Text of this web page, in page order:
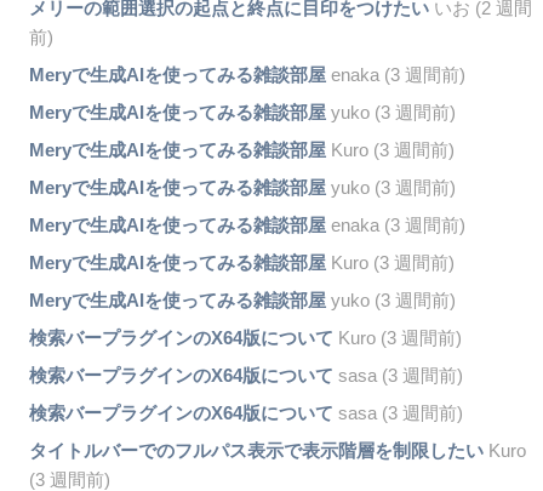
メリーの範囲選択の起点と終点に目印をつけたいいお (2 週間
前)
Meryで生成AIを使ってみる雑談部屋enaka (3 週間前)
Meryで生成AIを使ってみる雑談部屋yuko (3 週間前)
Meryで生成AIを使ってみる雑談部屋Kuro (3 週間前)
Meryで生成AIを使ってみる雑談部屋yuko (3 週間前)
Meryで生成AIを使ってみる雑談部屋enaka (3 週間前)
Meryで生成AIを使ってみる雑談部屋Kuro (3 週間前)
Meryで生成AIを使ってみる雑談部屋yuko (3 週間前)
検索バープラグインのX64版について Kuro (3 週間前)
検索バープラグインのX64版について sasa (3 週間前)
検索バープラグインのX64版について sasa (3 週間前)
タイトルバーでのフルパス表示で表示階層を制限したいKuro
(3 週間前)